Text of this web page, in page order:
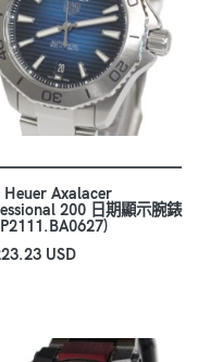
Heuer Axalacer
200 日期顯示腕錶
USD